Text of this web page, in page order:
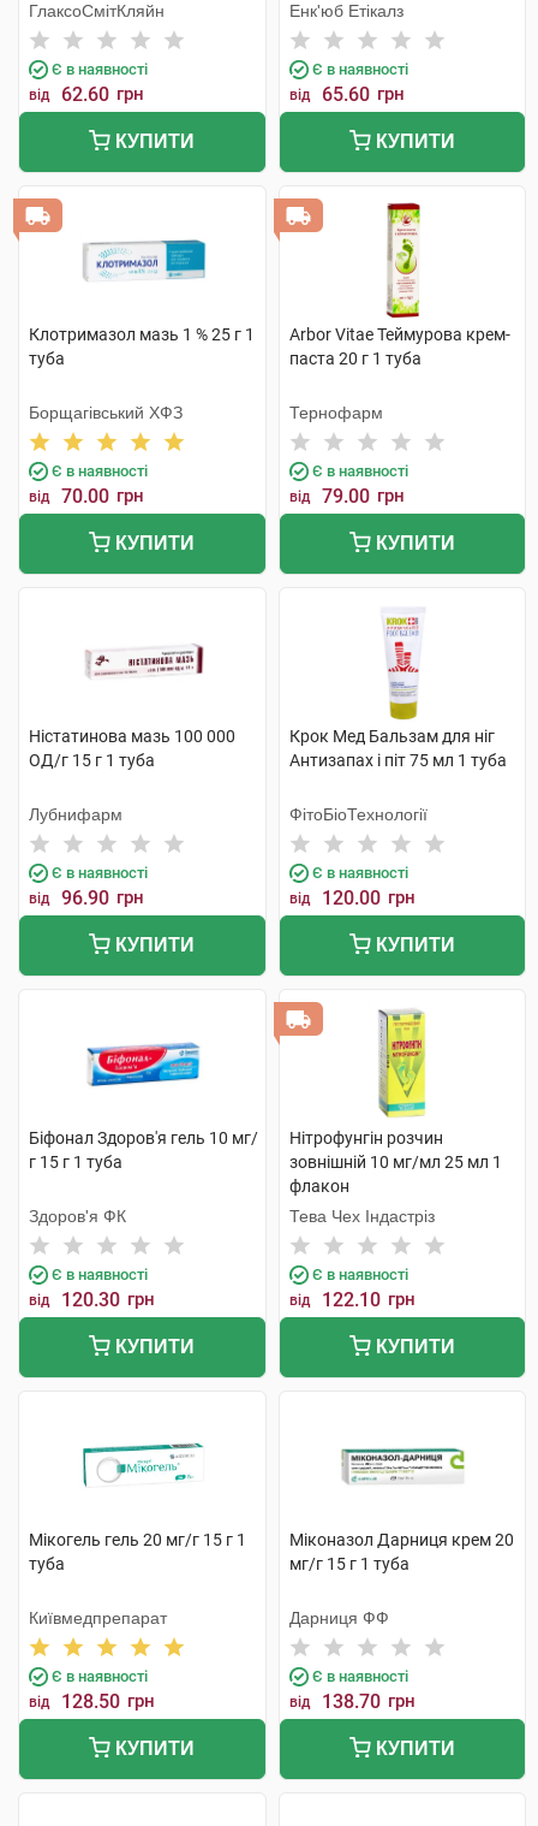
ГлаксоСмітКляйн
Є в наявності
від 62.60 грн
КУПИТИ
Енк'юб Етікалз
Є в наявності
від 65.60 грн
КУПИТИ
Клотримазол мазь 1 % 25 г 1
туба
Борщагівський ХФЗ
Є в наявності
від 70.00 грн
КУПИТИ
Arbor Vitae Теймурова крем-
паста 20 г 1 туба
Тернофарм
Є в наявності
від 79.00 грн
КУПИТИ
Ністатинова мазь 100 000
ОД/г 15 г 1 туба
Лубнифарм
Є в наявності
від 96.90 грн
КУПИТИ
Крок Мед Бальзам для ніг
Антизапах і піт 75 мл 1 туба
ФітоБіоТехнології
Є в наявності
від 120.00 грн
КУПИТИ
Біфонал Здоров'я гель 10 мг/
г 15 г 1 туба
Здоров'я ФК
Є в наявності
від 120.30 грн
КУПИТИ
Нітрофунгін розчин
зовнішній 10 мг/мл 25 мл 1
флакон
Тева Чех Індастріз
Є в наявності
від 122.10 грн
КУПИТИ
Мікогель гель 20 мг/г 15 г 1
туба
Київмедпрепарат
Є в наявності
від 128.50 грн
КУПИТИ
Міконазол Дарниця крем 20
мг/г 15 г 1 туба
Дарниця ФФ
Є в наявності
від 138.70 грн
КУПИТИ